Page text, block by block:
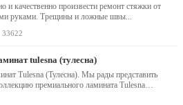
и качественно произвести ремонт стяжки от
руками. Трещины и ложные швы...
33622
tulesna (тулесна)
Tulesna (Тулесна). Мы рады представить
премиального ламината Tulesna